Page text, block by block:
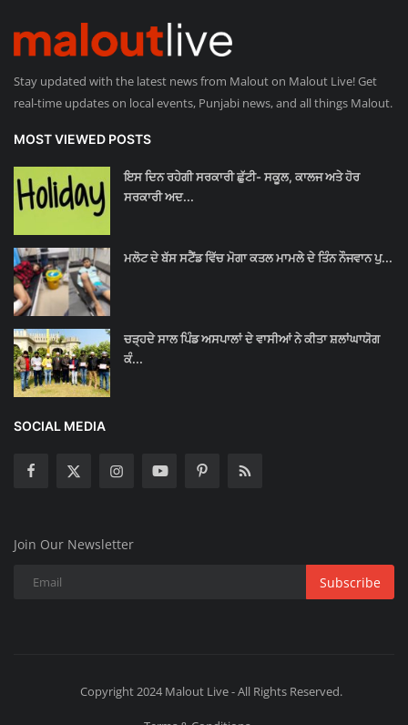
Stay updated with the latest news from Malout on Malout Live! Get
real-time updates on local events, Punjabi news, and all things Malout.
MOST VIEWED POSTS
ਇਸ ਦਿਨ ਰਹੇਗੀ ਸਰਕਾਰੀ ਛੁੱਟੀ- ਸਕੂਲ, ਕਾਲਜ ਅਤੇ ਹੋਰ
ਸਰਕਾਰੀ ਅਦ...
ਮਲੋਟ ਦੇ ਬੱਸ ਸਟੈਂਡ ਵਿੱਚ ਮੋਗਾ ਕਤਲ ਮਾਮਲੇ ਦੇ ਤਿੰਨ ਨੌਜਵਾਨ ਪੁ...
ਚੜ੍ਹਦੇ ਸਾਲ ਪਿੰਡ ਅਸਪਾਲਾਂ ਦੇ ਵਾਸੀਆਂ ਨੇ ਕੀਤਾ ਸ਼ਲਾਂਘਾਯੋਗ
ਕੰ...
SOCIAL MEDIA
Join Our Newsletter
Subscribe
Copyright 2024 Malout Live - All Rights Reserved.